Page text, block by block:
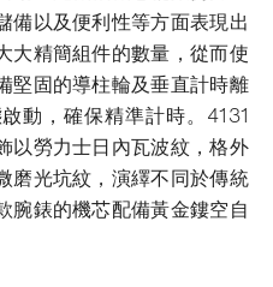
備以及便利性等方面表現出
大精簡組件的數量，從而使
堅固的導柱輪及垂直計時離
動，確保精準計時。4131
以勞力士日內瓦波紋，格外
磨光坑紋，演繹不同於傳統
腕錶的機芯配備黃金鏤空自